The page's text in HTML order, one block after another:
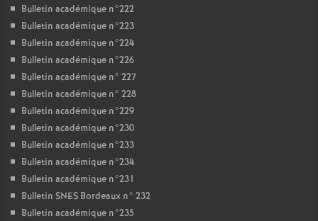
Bulletin académique n°222
Bulletin académique n°223
Bulletin académique n°224
Bulletin académique n°226
Bulletin académique n° 227
Bulletin académique n° 228
Bulletin académique n°229
Bulletin académique n°230
Bulletin académique n°233
Bulletin académique n°234
Bulletin académique n°231
Bulletin SNES Bordeaux n° 232
Bulletin académique n°235